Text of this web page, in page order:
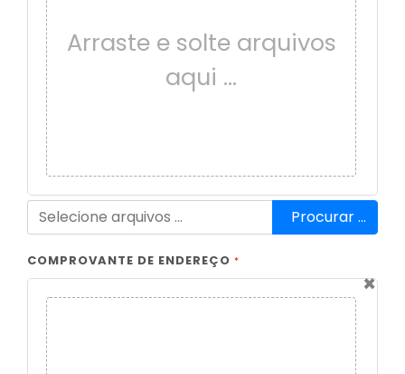
Arraste e solte arquivos
aqui …
Procurar …
COMPROVANTE DE ENDEREÇO *
×